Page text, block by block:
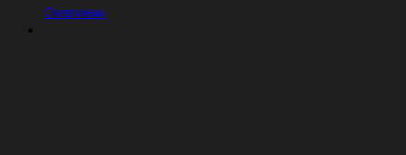
Overview